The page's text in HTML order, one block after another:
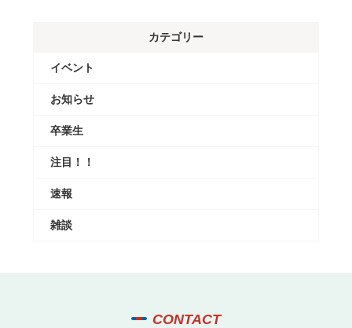
カテゴリー
イベント
お知らせ
卒業生
注目！！
速報
雑談
CONTACT